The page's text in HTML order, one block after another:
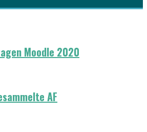
Moodle 2020
AF